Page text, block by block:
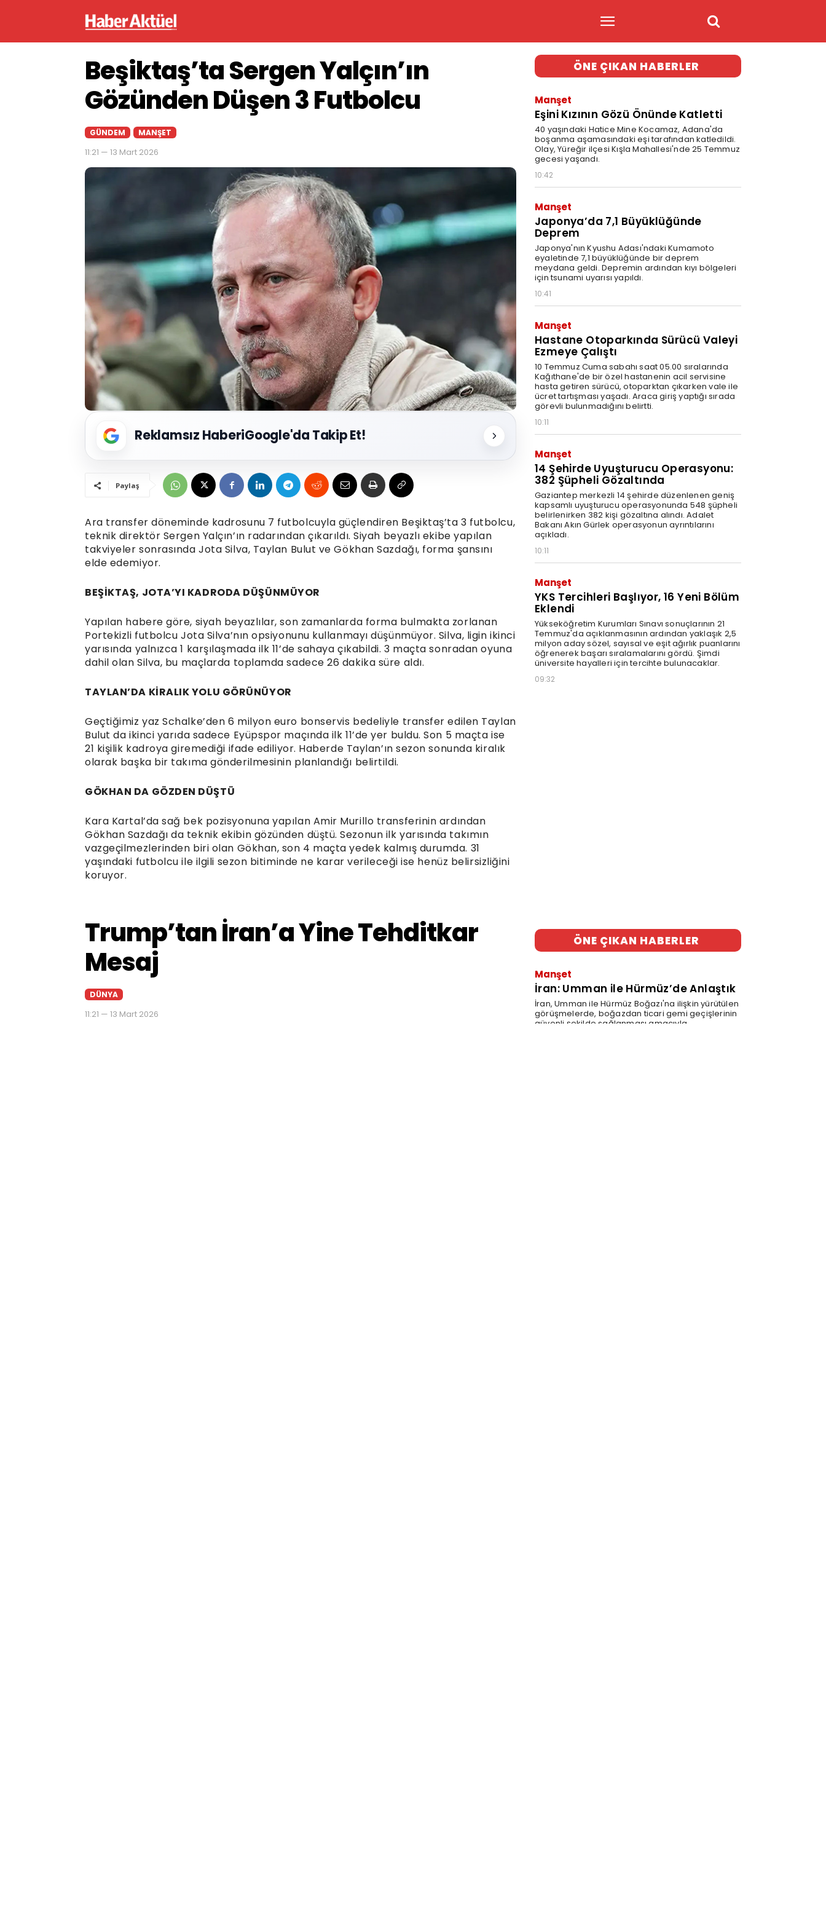
Beşiktaş’ta Sergen Yalçın’ın
Gözünden Düşen 3 Futbolcu
GÜNDEM MANŞET
11:21 — 13 Mart 2026
Reklamsız HaberiGoogle'da Takip Et!
Paylaş
Ara transfer döneminde kadrosunu 7 futbolcuyla güçlendiren Beşiktaş’ta 3 futbolcu,
teknik direktör Sergen Yalçın’ın radarından çıkarıldı. Siyah beyazlı ekibe yapılan
takviyeler sonrasında Jota Silva, Taylan Bulut ve Gökhan Sazdağı, forma şansını
elde edemiyor.
BEŞİKTAŞ, JOTA’YI KADRODA DÜŞÜNMÜYOR
Yapılan habere göre, siyah beyazlılar, son zamanlarda forma bulmakta zorlanan
Portekizli futbolcu Jota Silva’nın opsiyonunu kullanmayı düşünmüyor. Silva, ligin ikinci
yarısında yalnızca 1 karşılaşmada ilk 11’de sahaya çıkabildi. 3 maçta sonradan oyuna
dahil olan Silva, bu maçlarda toplamda sadece 26 dakika süre aldı.
TAYLAN’DA KİRALIK YOLU GÖRÜNÜYOR
Geçtiğimiz yaz Schalke’den 6 milyon euro bonservis bedeliyle transfer edilen Taylan
Bulut da ikinci yarıda sadece Eyüpspor maçında ilk 11’de yer buldu. Son 5 maçta ise
21 kişilik kadroya giremediği ifade ediliyor. Haberde Taylan’ın sezon sonunda kiralık
olarak başka bir takıma gönderilmesinin planlandığı belirtildi.
GÖKHAN DA GÖZDEN DÜŞTÜ
Kara Kartal’da sağ bek pozisyonuna yapılan Amir Murillo transferinin ardından
Gökhan Sazdağı da teknik ekibin gözünden düştü. Sezonun ilk yarısında takımın
vazgeçilmezlerinden biri olan Gökhan, son 4 maçta yedek kalmış durumda. 31
yaşındaki futbolcu ile ilgili sezon bitiminde ne karar verileceği ise henüz belirsizliğini
koruyor.
ÖNE ÇIKAN HABERLER
Manşet
Eşini Kızının Gözü Önünde Katletti
40 yaşındaki Hatice Mine Kocamaz, Adana'da
boşanma aşamasındaki eşi tarafından katledildi.
Olay, Yüreğir ilçesi Kışla Mahallesi'nde 25 Temmuz
gecesi yaşandı.
10:42
Manşet
Japonya’da 7,1 Büyüklüğünde
Deprem
Japonya'nın Kyushu Adası'ndaki Kumamoto
eyaletinde 7,1 büyüklüğünde bir deprem
meydana geldi. Depremin ardından kıyı bölgeleri
için tsunami uyarısı yapıldı.
10:41
Manşet
Hastane Otoparkında Sürücü Valeyi
Ezmeye Çalıştı
10 Temmuz Cuma sabahı saat 05.00 sıralarında
Kağıthane'de bir özel hastanenin acil servisine
hasta getiren sürücü, otoparktan çıkarken vale ile
ücret tartışması yaşadı. Araca giriş yaptığı sırada
görevli bulunmadığını belirtti.
10:11
Manşet
14 Şehirde Uyuşturucu Operasyonu:
382 Şüpheli Gözaltında
Gaziantep merkezli 14 şehirde düzenlenen geniş
kapsamlı uyuşturucu operasyonunda 548 şüpheli
belirlenirken 382 kişi gözaltına alındı. Adalet
Bakanı Akın Gürlek operasyonun ayrıntılarını
açıkladı.
10:11
Manşet
YKS Tercihleri Başlıyor, 16 Yeni Bölüm
Eklendi
Yükseköğretim Kurumları Sınavı sonuçlarının 21
Temmuz'da açıklanmasının ardından yaklaşık 2,5
milyon aday sözel, sayısal ve eşit ağırlık puanlarını
öğrenerek başarı sıralamalarını gördü. Şimdi
üniversite hayalleri için tercihte bulunacaklar.
09:32